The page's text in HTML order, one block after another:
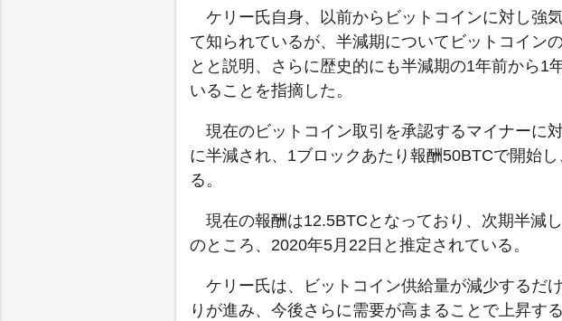
ケリー氏自身、以前からビットコインに対し強
て知られているが、半減期についてビットコイン
とと説明、さらに歴史的にも半減期の1年前から1
いることを指摘した。
現在のビットコイン取引を承認するマイナーに
に半減され、1ブロックあたり報酬50BTCで開始
る。
現在の報酬は12.5BTCとなっており、次期半減
のところ、2020年5月22日と推定されている。
ケリー氏は、ビットコイン供給量が減少するだ
りが進み、今後さらに需要が高まることで上昇す